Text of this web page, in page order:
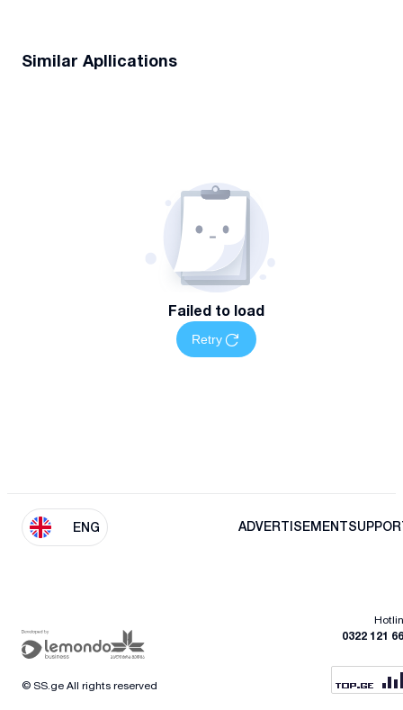
Similar Apllications
Failed to load
Retry
ENG ADVERTISEMENT
0322 121
© SS.ge All rights reserved